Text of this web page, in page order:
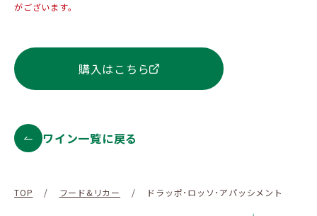
がございます。
購入はこちら
ワイン一覧に戻る
TOP / フード&リカー / ドラッポ･ロッソ･アパッシメント